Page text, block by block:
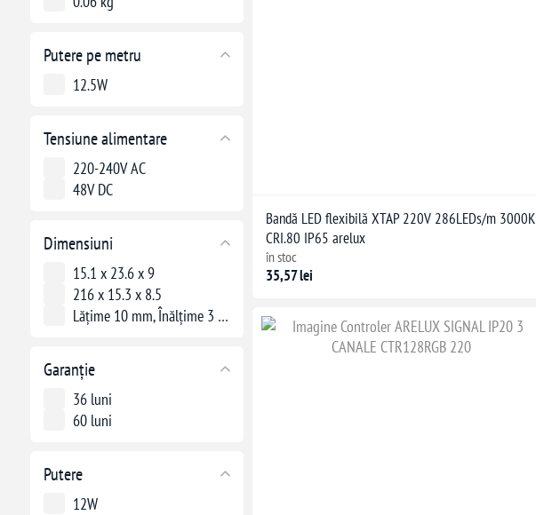
Putere pe metru
12.5W
Tensiune alimentare
220-240V AC
48V DC
Dimensiuni
15.1 x 23.6 x 9
216 x 15.3 x 8.5
Lățime 10 mm, Înălțime 3 mm
Garanție
36 luni
60 luni
Putere
12W
Bandă LED flexibilă XTAP 220V 286LEDs/m 3000K
CRI.80 IP65 arelux
în stoc
35,57 lei